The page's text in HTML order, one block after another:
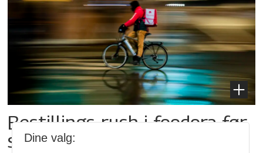
Bestillings-rush i foodora før
storkampen
Dine valg: